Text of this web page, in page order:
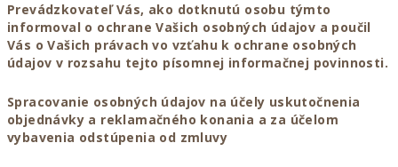
Prevádzkovateľ Vás, ako dotknutú osobu týmto
informoval o ochrane Vašich osobných údajov a poučil
Vás o Vašich právach vo vzťahu k ochrane osobných
údajov v rozsahu tejto písomnej informačnej povinnosti.
Spracovanie osobných údajov na účely uskutočnenia
objednávky a reklamačného konania a za účelom
vybavenia odstúpenia od zmluvy